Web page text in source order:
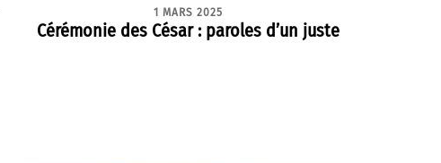
1 MARS 2025
Cérémonie des César : paroles d’un juste